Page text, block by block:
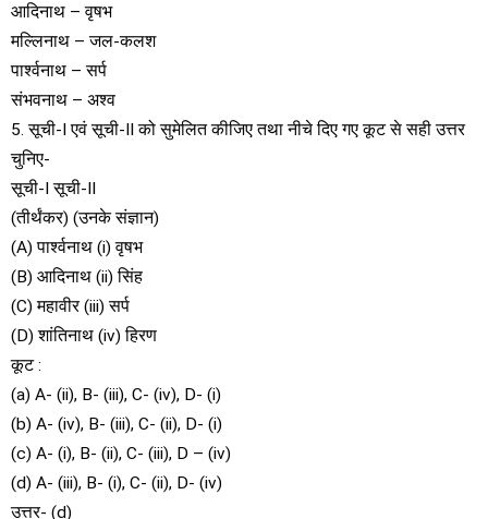
आदिनाथ – वृषभ
मल्लिनाथ – जल-कलश
पार्श्वनाथ – सर्प
संभवनाथ – अश्व
5. सूची-I एवं सूची-II को सुमेलित कीजिए तथा नीचे दिए गए कूट से सही उत्तर
चुनिए-
सूची-I सूची-II
(तीर्थंकर) (उनके संज्ञान)
(A) पार्श्वनाथ (i) वृषभ
(B) आदिनाथ (ii) सिंह
(C) महावीर (iii) सर्प
(D) शांतिनाथ (iv) हिरण
कूट :
(a) A- (ii), B- (iii), C- (iv), D- (i)
(b) A- (iv), B- (iii), C- (ii), D- (i)
(c) A- (i), B- (ii), C- (iii), D – (iv)
(d) A- (iii), B- (i), C- (ii), D- (iv)
उत्तर- (d)